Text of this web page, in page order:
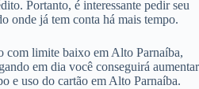
Portanto, é interessante pedir seu
onde já tem conta há mais tempo.
com limite baixo em Alto Parnaíba,
em dia você conseguirá aumentar
e uso do cartão em Alto Parnaíba.